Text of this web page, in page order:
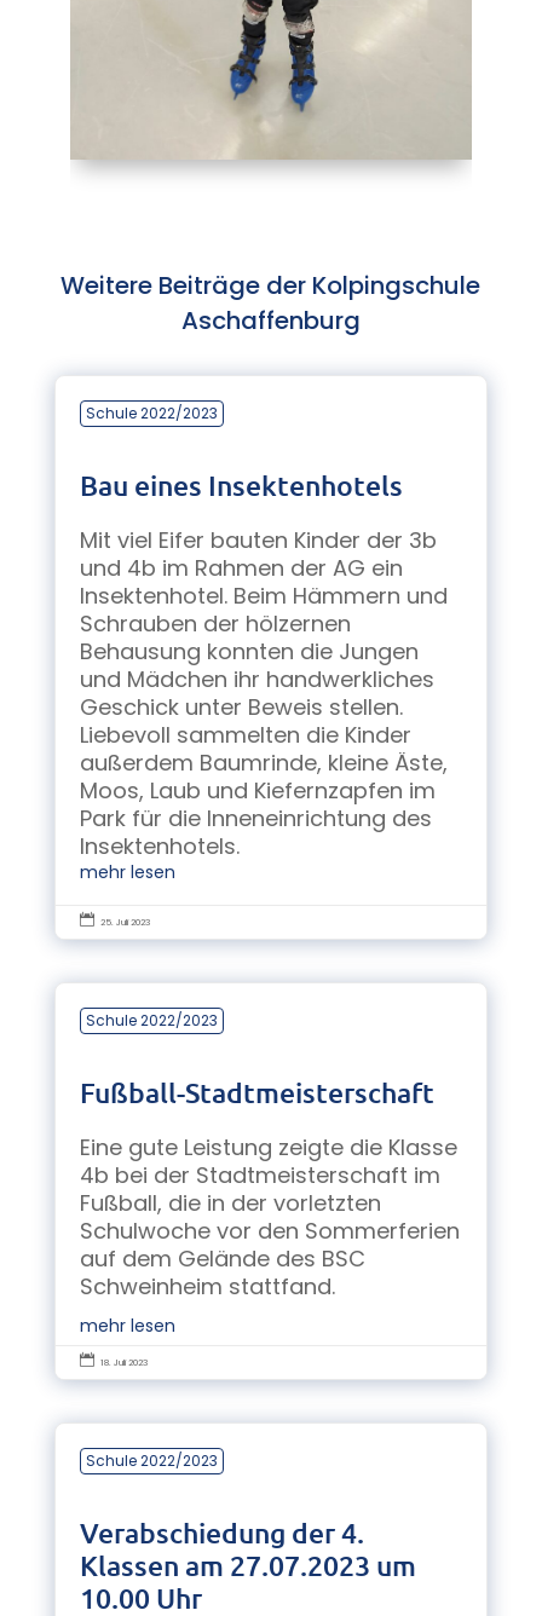
Weitere Beiträge der Kolpingschule
Aschaffenburg
Schule 2022/2023
Bau eines Insektenhotels
Mit viel Eifer bauten Kinder der 3b
und 4b im Rahmen der AG ein
Insektenhotel. Beim Hämmern und
Schrauben der hölzernen
Behausung konnten die Jungen
und Mädchen ihr handwerkliches
Geschick unter Beweis stellen.
Liebevoll sammelten die Kinder
außerdem Baumrinde, kleine Äste,
Moos, Laub und Kiefernzapfen im
Park für die Inneneinrichtung des
Insektenhotels.
mehr lesen
 25. Juli 2023
Schule 2022/2023
Fußball-Stadtmeisterschaft
Eine gute Leistung zeigte die Klasse
4b bei der Stadtmeisterschaft im
Fußball, die in der vorletzten
Schulwoche vor den Sommerferien
auf dem Gelände des BSC
Schweinheim stattfand.
mehr lesen
 18. Juli 2023
Schule 2022/2023
Verabschiedung der 4.
Klassen am 27.07.2023 um
10.00 Uhr